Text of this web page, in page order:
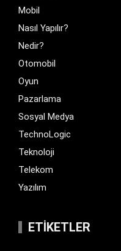
Mobil
Nasıl Yapılır?
Nedir?
Otomobil
Oyun
Pazarlama
Sosyal Medya
TechnoLogic
Teknoloji
Telekom
Yazılım
ETIKETLER